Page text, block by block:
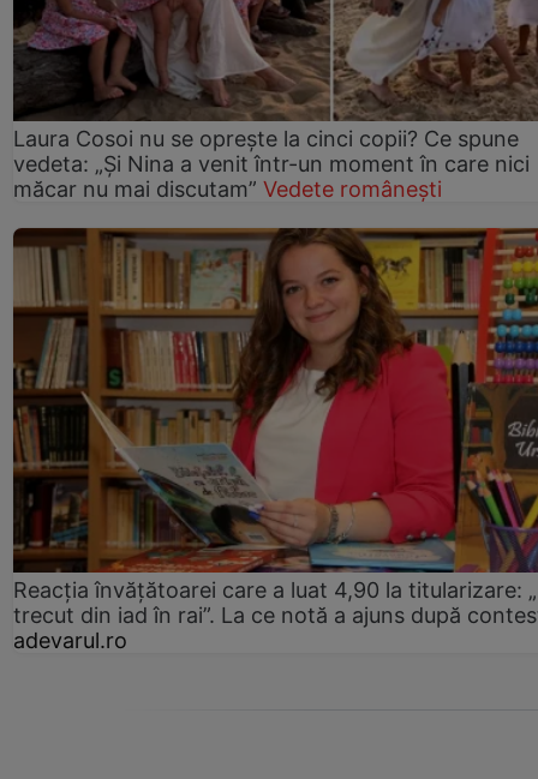
Laura Cosoi nu se oprește la cinci copii? Ce spune
vedeta: „Și Nina a venit într-un moment în care nici
măcar nu mai discutam” Vedete românești
Reacția învățătoarei care a luat 4,90 la titularizare:
trecut din iad în rai”. La ce notă a ajuns după
adevarul.ro